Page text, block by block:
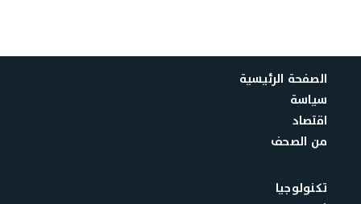
الصفحة الرئيسية
سياسة
اقتصاد
من الصحف
تكنولوجيا